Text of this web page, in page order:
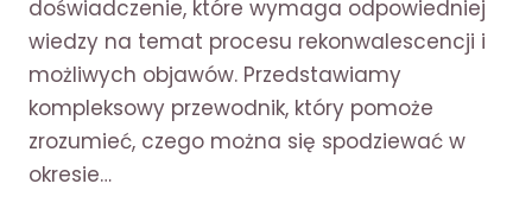
doświadczenie, które wymaga odpowiedniej
wiedzy na temat procesu rekonwalescencji i
możliwych objawów. Przedstawiamy
kompleksowy przewodnik, który pomoże
zrozumieć, czego można się spodziewać w
okresie…